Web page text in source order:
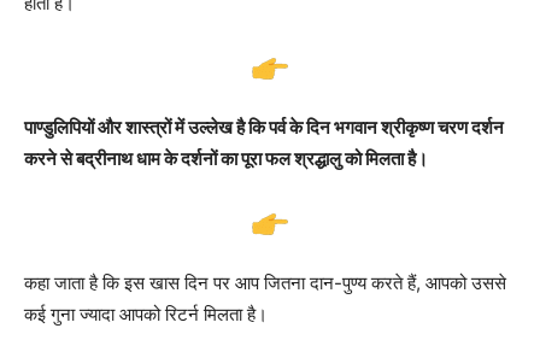
पाण्डुलिपियों और शास्त्रों में उल्लेख है कि पर्व के दिन भगवान श्रीकृष्ण चरण दर्शन
करने से बद्रीनाथ धाम के दर्शनों का पूरा फल श्रद्धालु को मिलता है।
कहा जाता है कि इस खास दिन पर आप जितना दान-पुण्य करते हैं, आपको उससे
कई गुना ज्यादा आपको रिटर्न मिलता है।